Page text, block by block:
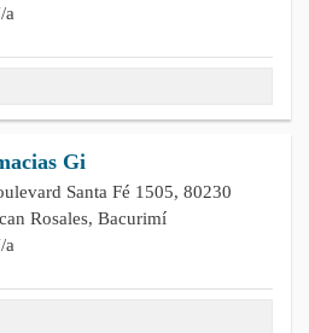
a
Gi
Santa Fé 1505, 80230
Rosales, Bacurimí
a